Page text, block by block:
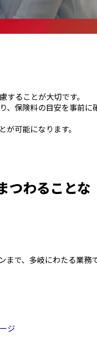
ることが大切です。
、保険料の目安を事前に
可能になります。
つわることな
まで、多岐にわたる業務
ジ